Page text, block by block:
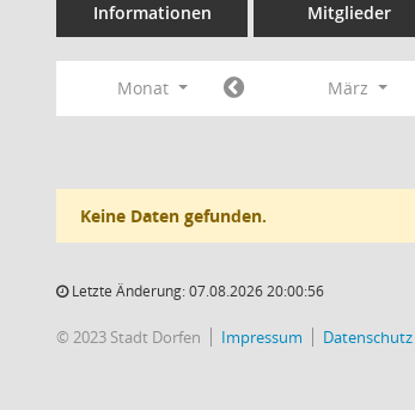
Informationen Mitglieder
Monat März
Keine Daten gefunden.
Letzte Änderung: 07.08.2026 20:00:56
© 2023 Stadt Dorfen Impressum Datenschutz